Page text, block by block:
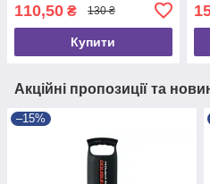
110,50 ₴ 130 ₴
Купити
Акційні пропозиції та
–15%